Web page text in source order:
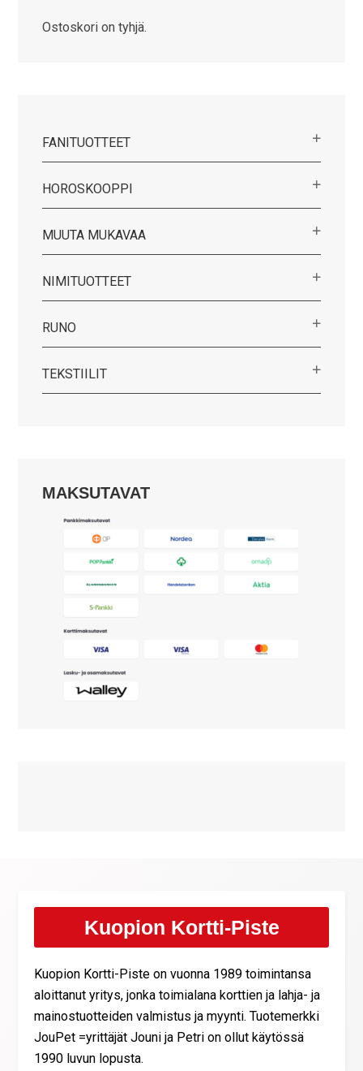
Ostoskori on tyhjä.
FANITUOTTEET
HOROSKOOPPI
MUUTA MUKAVAA
NIMITUOTTEET
RUNO
TEKSTIILIT
MAKSUTAVAT
Kuopion Kortti-Piste
Kuopion Kortti-Piste on vuonna 1989 toimintansa
aloittanut yritys, jonka toimialana korttien ja lahja- ja
mainostuotteiden valmistus ja myynti. Tuotemerkki
JouPet =yrittäjät Jouni ja Petri on ollut käytössä
1990 luvun lopusta.